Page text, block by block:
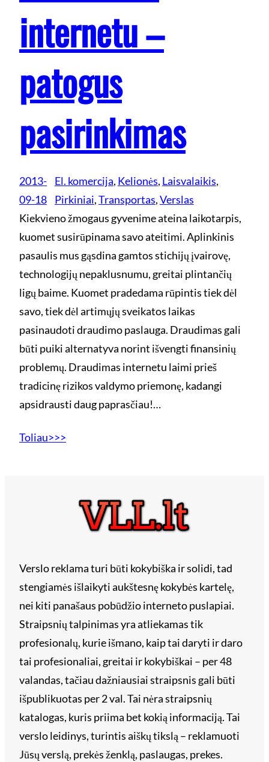
internetu –
patogus
pasirinkimas
2013-
09-18
El. komercija, Kelionės, Laisvalaikis
Pirkiniai, Transportas, Verslas
Kiekvieno žmogaus gyvenime ateina laikotarpis,
kuomet susirūpinama savo ateitimi. Aplinkinis
pasaulis mus gąsdina gamtos stichijų įvairovę,
technologijų nepaklusnumu, greitai plintančių
ligų baime. Kuomet pradedama rūpintis tiek dėl
savo, tiek dėl artimųjų sveikatos laikas
pasinaudoti draudimo paslauga. Draudimas gali
būti puiki alternatyva norint išvengti finansinių
problemų. Draudimas internetu laimi prieš
tradicinę rizikos valdymo priemonę, kadangi
apsidrausti daug paprasčiau!…
Toliau>>>
Verslo reklama turi būti kokybiška ir solidi, tad
stengiamės išlaikyti aukštesnę kokybės kartelę,
nei kiti panašaus pobūdžio interneto puslapiai.
Straipsnių talpinimas yra atliekamas tik
profesionalų, kurie išmano, kaip tai daryti ir daro
tai profesionaliai, greitai ir kokybiškai – per 48
valandas, tačiau dažniausiai straipsnis gali būti
išpublikuotas per 2 val. Tai nėra straipsnių
katalogas, kuris priima bet kokią informaciją. Tai
verslo leidinys, turintis aiškų tikslą – reklamuoti
Jūsų verslą, prekės ženklą, paslaugas, prekes.